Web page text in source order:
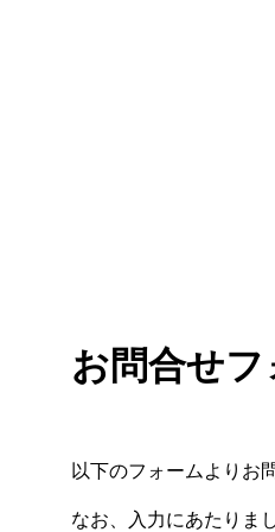
お問合せフ
以下のフォームよりお
なお、入力にあたりま